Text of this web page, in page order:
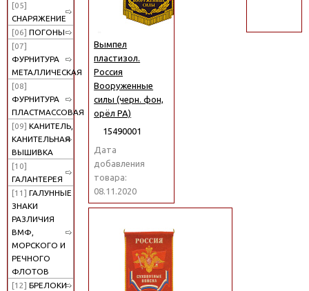
[05]
СНАРЯЖЕНИЕ
[06] ПОГОНЫ
[07]
ФУРНИТУРА
МЕТАЛЛИЧЕСКАЯ
[08]
ФУРНИТУРА
ПЛАСТМАССОВАЯ
[09] КАНИТЕЛЬ,
КАНИТЕЛЬНАЯ
ВЫШИВКА
[10]
ГАЛАНТЕРЕЯ
[11] ГАЛУННЫЕ
ЗНАКИ
РАЗЛИЧИЯ
ВМФ,
МОРСКОГО И
РЕЧНОГО
ФЛОТОВ
[12] БРЕЛОКИ
Вымпел
пластизол.
Россия
Вооруженные
силы (черн. фон,
орёл РА)
15490001
Дата
добавления
товара:
08.11.2020